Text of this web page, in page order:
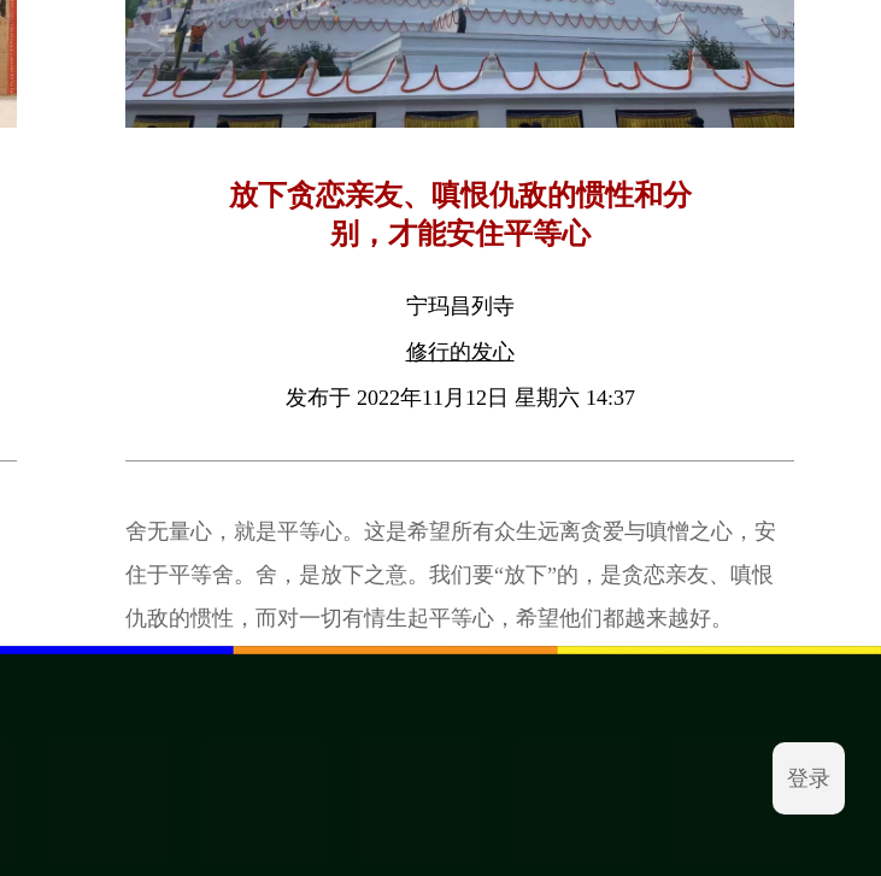
放下贪恋亲友、嗔恨仇敌的惯性和分
别，才能安住平等心
宁玛昌列寺
修行的发心
发布于 2022年11月12日 星期六 14:37
舍无量心，就是平等心。这是希望所有众生远离贪爱与嗔憎之心，安
住于平等舍。舍，是放下之意。我们要“放下”的，是贪恋亲友、嗔恨
仇敌的惯性，而对一切有情生起平等心，希望他们都越来越好。
登录